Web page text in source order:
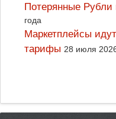
Потерянные
года
Маркетплейсы
тарифы 28 июля